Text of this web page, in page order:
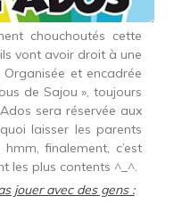
chouchoutés cette
vont avoir droit à une
et encadrée
de Sajou », toujours
sera réservée aux
laisser les parents
finalement, c’est
les plus contents ^_^.
jouer avec des gens :